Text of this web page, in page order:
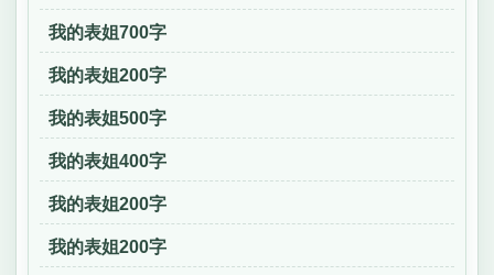
我的表姐700字
我的表姐200字
我的表姐500字
我的表姐400字
我的表姐200字
我的表姐200字